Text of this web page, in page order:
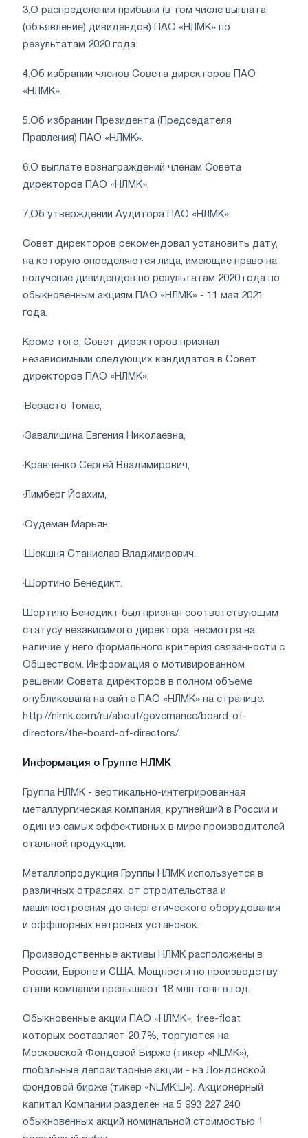
3.О распределении прибыли (в том числе выплата
(объявление) дивидендов) ПАО «НЛМК» по
результатам 2020 года.
4.Об избрании членов Совета директоров ПАО
«НЛМК».
5.Об избрании Президента (Председателя
Правления) ПАО «НЛМК».
6.О выплате вознаграждений членам Совета
директоров ПАО «НЛМК».
7.Об утверждении Аудитора ПАО «НЛМК».
Совет директоров рекомендовал установить дату,
на которую определяются лица, имеющие право на
получение дивидендов по результатам 2020 года по
обыкновенным акциям ПАО «НЛМК» - 11 мая 2021
года.
Кроме того, Совет директоров признал
независимыми следующих кандидатов в Совет
директоров ПАО «НЛМК»:
· Верасто Томас,
·Завалишина Евгения Николаевна,
· Кравченко Сергей Владимирович,
·Лимберг Йоахим,
·Оудеман Марьян,
· Шекшня Станислав Владимирович,
· Шортино Бенедикт.
Шортино Бенедикт был признан соответствующим
статусу независимого директора, несмотря на
наличие у него формального критерия связанности с
Обществом. Информация о мотивированном
решении Совета директоров в полном объеме
опубликована на сайте ПАО «НЛМК» на странице:
http://nlmk.com/ru/about/governance/board-of-
directors/the-board-of-directors/.
Информация о Группе НЛМК
Группа НЛМК - вертикально-интегрированная
металлургическая компания, крупнейший в России и
один из самых эффективных в мире производителей
стальной продукции.
Металлопродукция Группы НЛМК используется в
различных отраслях, от строительства и
машиностроения до энергетического оборудования
и оффшорных ветровых установок.
Производственные активы НЛМК расположены в
России, Европе и США. Мощности по производству
стали компании превышают 18 млн тонн в год.
Обыкновенные акции ПАО «НЛМК», free-float
которых составляет 20,7%, торгуются на
Московской Фондовой Бирже (тикер «NLMK»),
глобальные депозитарные акции - на Лондонской
фондовой бирже (тикер «NLMK:LI»). Акционерный
капитал Компании разделен на 5 993 227 240
обыкновенных акций номинальной стоимостью 1